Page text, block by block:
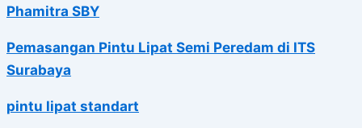
Phamitra SBY
Pemasangan Pintu Lipat Semi Peredam di ITS
Surabaya
pintu lipat standart